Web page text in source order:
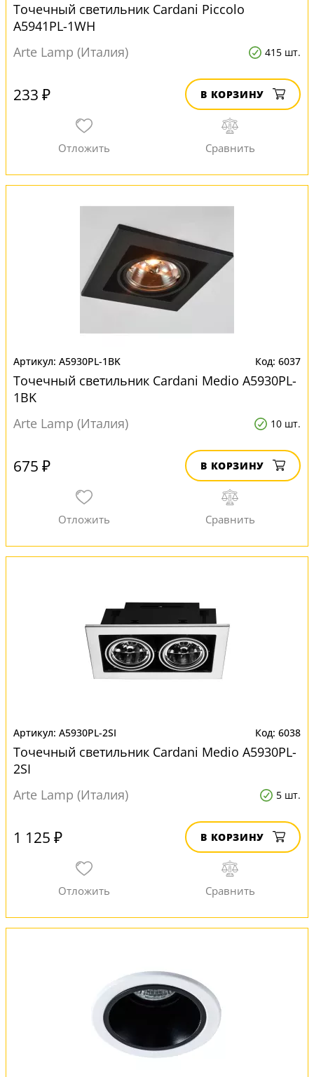
Точечный светильник Cardani Piccolo
A5941PL-1WH
Arte Lamp (Италия)
415 шт.
233 ₽ В КОРЗИНУ
A5930PL-1BK 6037
Точечный светильник Cardani Medio A5930PL-
1BK
Arte Lamp (Италия)
10 шт.
675 ₽ В КОРЗИНУ
A5930PL-2SI 6038
Точечный светильник Cardani Medio A5930PL-
2SI
Arte Lamp (Италия)
5 шт.
1 125 ₽ В КОРЗИНУ